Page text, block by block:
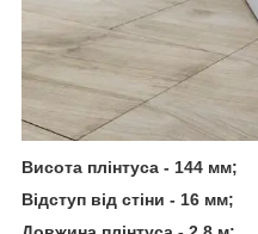
Висота плінтуса - 144 мм;
Відступ від стіни - 16 мм;